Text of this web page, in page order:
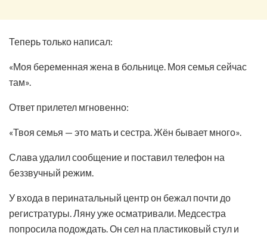
Теперь только написал:
«Моя беременная жена в больнице. Моя семья сейчас
там».
Ответ прилетел мгновенно:
«Твоя семья — это мать и сестра. Жён бывает много».
Слава удалил сообщение и поставил телефон на
беззвучный режим.
У входа в перинатальный центр он бежал почти до
регистратуры. Ляну уже осматривали. Медсестра
попросила подождать. Он сел на пластиковый стул и